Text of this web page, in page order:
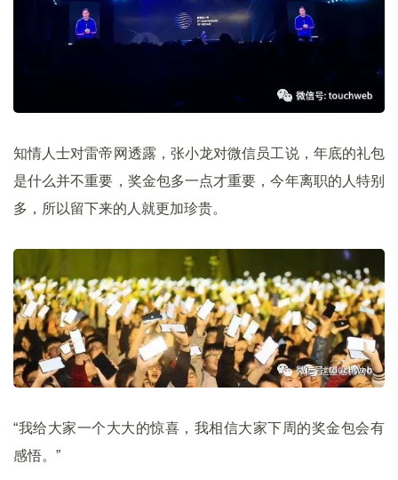
知情人士对雷帝网透露，张小龙对微信员工说，年底的礼包
是什么并不重要，奖金包多一点才重要，今年离职的人特别
多，所以留下来的人就更加珍贵。
“我给大家一个大大的惊喜，我相信大家下周的奖金包会有
感悟。”